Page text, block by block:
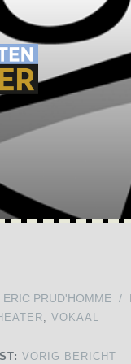
ERIC PRUD'HOMME /
, VOKAAL
VORIG BERICHT